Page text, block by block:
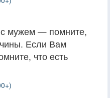
мужем — помните,
Если Вам
что есть